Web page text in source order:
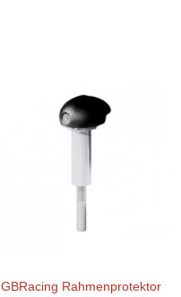
GBRacing Rahmenprotektor